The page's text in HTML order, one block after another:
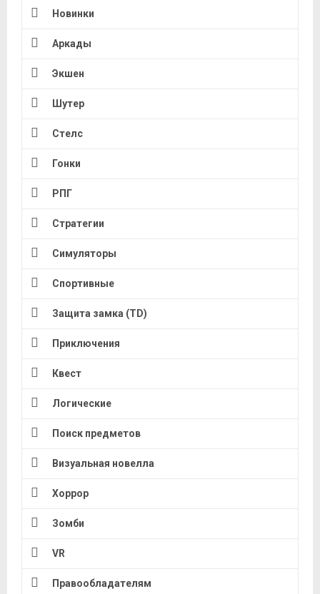
Новинки
Аркады
Экшен
Шутер
Стелс
Гонки
РПГ
Стратегии
Симуляторы
Спортивные
Защита замка (TD)
Приключения
Квест
Логические
Поиск предметов
Визуальная новелла
Хоррор
Зомби
VR
Правообладателям